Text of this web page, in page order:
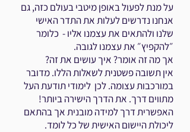
על מנת לפעול באופן מיטבי בעולם כזה, גם
אנחנו נדרשים לעלות את התדר האישי
שלנו ולהתאים את עצמנו אליו - כלומר
״להקפיץ״ את עצמנו לגובה.
אך מה זה אומר? איך עושים את זה?
אין תשובה פשטנית לשאלות הללו. מדובר
במורכבות עצומה. לכן לימודי תודעת העל
מתווים דרך. את הדרך הישירה ביותר!
האפשרית דרך למידה מובנית אך בהתאם
ליכולת היישום האישית של כל לומד.